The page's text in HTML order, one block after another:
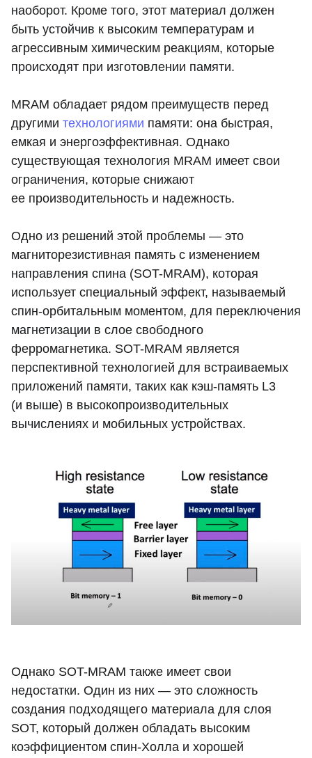
наоборот. Кроме того, этот материал должен
быть устойчив к высоким температурам и
агрессивным химическим реакциям, которые
происходят при изготовлении памяти.
MRAM обладает рядом преимуществ перед
другими технологиями памяти: она быстрая,
емкая и энергоэффективная. Однако
существующая технология MRAM имеет свои
ограничения, которые снижают
ее производительность и надежность.
Одно из решений этой проблемы — это
магниторезистивная память с изменением
направления спина (SOT-MRAM), которая
использует специальный эффект, называемый
спин-орбитальным моментом, для переключения
магнетизации в слое свободного
ферромагнетика. SOT-MRAM является
перспективной технологией для встраиваемых
приложений памяти, таких как кэш-память L3
(и выше) в высокопроизводительных
вычислениях и мобильных устройствах.
Однако SOT-MRAM также имеет свои
недостатки. Один из них — это сложность
создания подходящего материала для слоя
SOT, который должен обладать высоким
коэффициентом спин-Холла и хорошей